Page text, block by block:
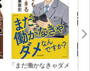
「まだ働かなきゃダメ
社